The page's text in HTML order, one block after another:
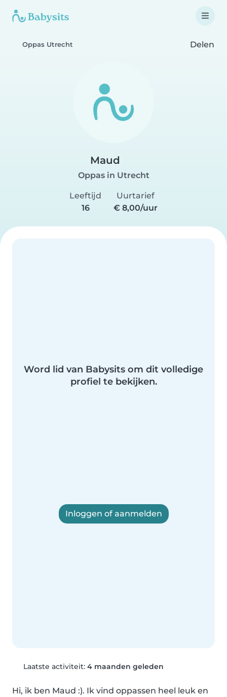
Oppas Utrecht Delen
Maud
Oppas in Utrecht
Leeftijd
16
Uurtarief
€ 8,00/uur
Word lid van Babysits om dit volledige
profiel te bekijken.
Inloggen of aanmelden
Laatste activiteit: 4 maanden geleden
Hi, ik ben Maud :). Ik vind oppassen heel leuk en